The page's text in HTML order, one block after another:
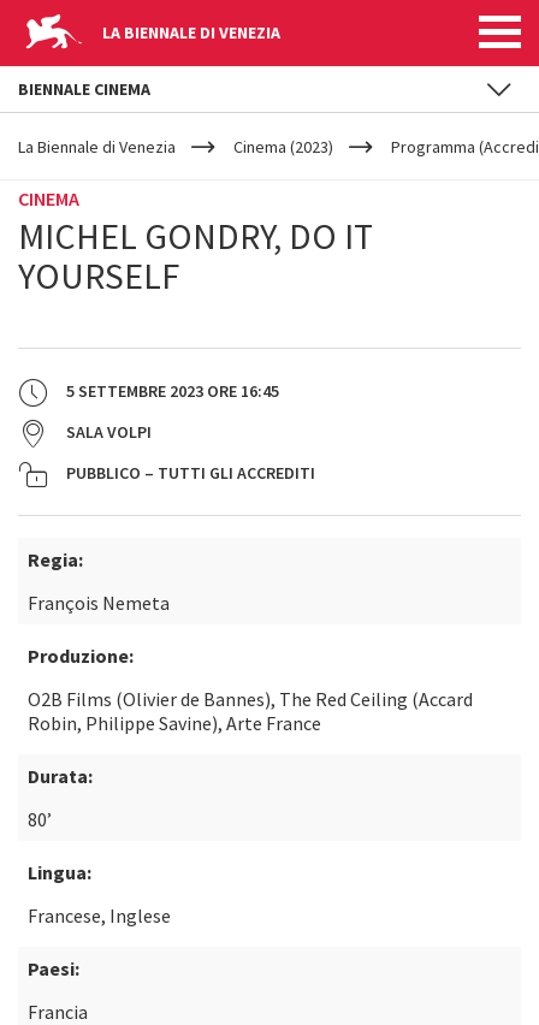
LA BIENNALE DI VENEZIA
YOUR
ARE
La Biennale di Venezia Cinema (2023) Programma
CINEMA
MICHEL GONDRY, DO IT
YOURSELF
5 SETTEMBRE 2023 ORE 16:45
SALA VOLPI
PUBBLICO – TUTTI GLI ACCREDITI
Regia:
François Nemeta
Produzione:
O2B Films (Olivier de Bannes), The Red Ceiling (Accard
Robin, Philippe Savine), Arte France
Durata:
80’
Lingua:
Francese, Inglese
Paesi:
Francia
BIENNALE CINEMA